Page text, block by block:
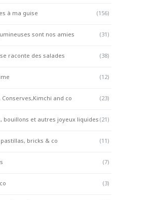
à ma guise (156)
sont nos amies (31)
raconte des salades (38)
(12)
Conserves,Kimchi and co (23)
bouillons et autres joyeux liquides (21)
bricks & co (11)
(7)
(3)